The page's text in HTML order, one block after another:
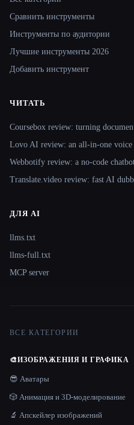
Сравнить инструменты
Инструменты по аудитории
Лучшие инструменты 2026
Добавить инструмент
ЧИТАТЬ
Coursebox review: turning
Lovo AI review: an all-in-one voice
Webbotify review: a no-code
Translate.video review: fast AI
ДЛЯ AI
llms.txt
llms-full.txt
MCP server
ВСЕ КАТЕГОРИИ
🎨ИЗОБРАЖЕНИЯ И ГРАФИКА
😎 Аватары
🎲 Анимация и 3D-моделирование
🔬 Апскейлер изображений